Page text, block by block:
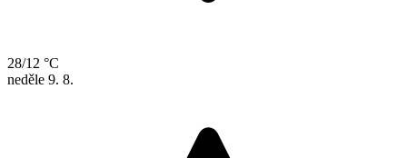
28/12 °C
neděle 9. 8.